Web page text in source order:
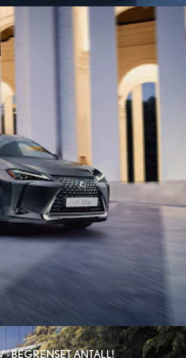
- BEGRENSET ANTALL!